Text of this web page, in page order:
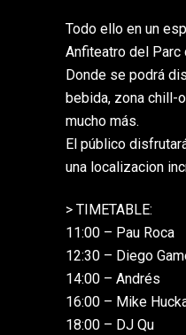
Todo ello en un
Anfiteatro del Parc
Donde se podrá
bebida, zona chill-
mucho más.
El público
una localizacion
> TIMETABLE:
11:00 – Pau Roca
12:30 – Diego
14:00 – Andrés
16:00 – Mike
18:00 – DJ Qu